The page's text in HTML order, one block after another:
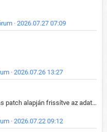
· 2026.07.27 07:09
· 2026.07.26 13:27
Kártya változások a 36.0.3-as patch alapján frissítve az adatbázisban (képek is cserélve).
· 2026.07.22 09:12